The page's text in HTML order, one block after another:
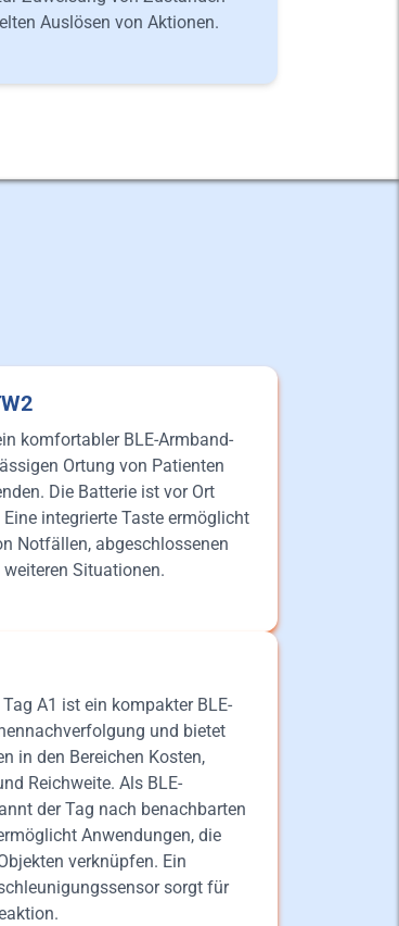
Auslösen von Aktionen.
komfortabler BLE-Armband-
Ortung von Patienten
Die Batterie ist vor Ort
integrierte Taste ermöglicht
Notfällen, abgeschlossenen
Situationen.
Tag A1 ist ein kompakter BLE-
und bietet
in den Bereichen Kosten,
Reichweite. Als BLE-
der Tag nach benachbarten
Anwendungen, die
verknüpfen. Ein
sorgt für